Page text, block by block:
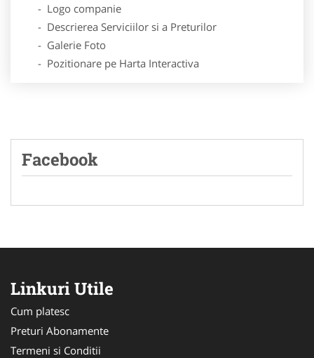
- Logo companie
- Descrierea Serviciilor si a Preturilor
- Galerie Foto
- Pozitionare pe Harta Interactiva
Facebook
Linkuri Utile
Cum platesc
Preturi Abonamente
Termeni si Conditii